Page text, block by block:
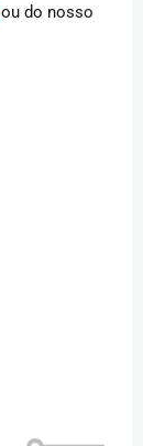
ou do nosso